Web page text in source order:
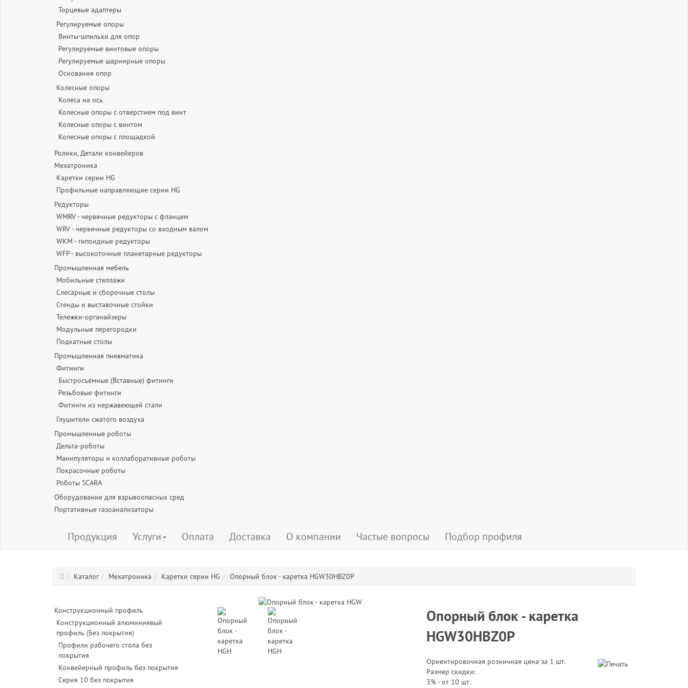
Торцевые адаптеры
Регулируемые опоры
Винты-шпильки для опор
Регулируемые винтовые опоры
Регулируемые шарнирные опоры
Основания опор
Колесные опоры
Колёса на ось
Колесные опоры с отверстием под винт
Колесные опоры с винтом
Колесные опоры с площадкой
Ролики, Детали конвейеров
Мехатроника
Каретки серии HG
Профильные направляющие серии HG
Редукторы
WMRV - червячные редукторы с фланцем
WRV - червячные редукторы со входным валом
WKM - гипоидные редукторы
WFP - высокоточные планетарные редукторы
Промышленная мебель
Мобильные стеллажи
Слесарные и сборочные столы
Стенды и выставочные стойки
Тележки-органайзеры
Модульные перегородки
Подкатные столы
Промышленная пневматика
Фитинги
Быстросъёмные (Вставные) фитинги
Резьбовые фитинги
Фитинги из нержавеющей стали
Глушители сжатого воздуха
Промышленные роботы
Дельта-роботы
Манипуляторы и коллаборативные роботы
Покрасочные роботы
Роботы SCARA
Оборудование для взрывоопасных сред
Портативные газоанализаторы
Продукция Услуги Оплата Доставка О компании Частые вопросы Подбор профиля
Каталог Мехатроника Каретки серии HG Опорный блок - каретка HGW30HBZ0P
Опорный блок - каретка
HGW30HBZ0P
Ориентировочная розничная цена за 1 шт.
Размер скидки:
3% - от 10 шт.
Конструкционный профиль
Конструкционный алюминиевый
профиль (Без покрытия)
Профили рабочего стола без
покрытия
Конвейерный профиль без покрытия
Серия 10 без покрытия